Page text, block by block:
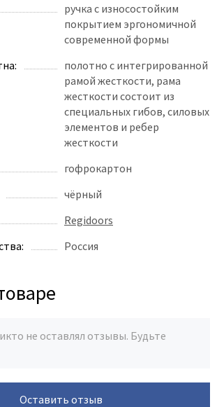
ручка с износостойким
покрытием эргономичной
современной формы
полотно с интегрированной
рамой жесткости, рама
жесткости состоит из
специальных гибов, силовых
элементов и ребер
жесткости
гофрокартон
чёрный
Regidoors
Россия
не оставлял отзывы. Будьте
Оставить отзыв